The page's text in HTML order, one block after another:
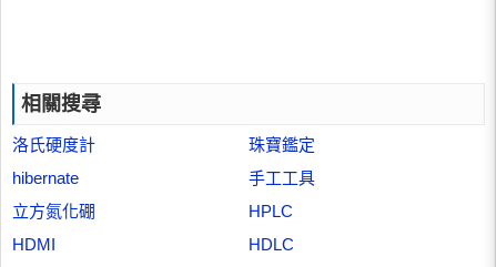
相關搜尋
洛氏硬度計
珠寶鑑定
hibernate
手工工具
立方氮化硼
HPLC
HDMI
HDLC